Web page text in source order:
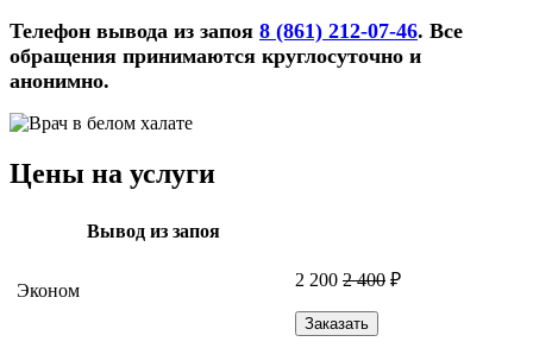
Телефон вывода из запоя 8 (861) 212-07-46. Все
обращения принимаются круглосуточно и
анонимно.
Цены на услуги
Вывод из запоя
Эконом
2 200 2 400 ₽
Заказать